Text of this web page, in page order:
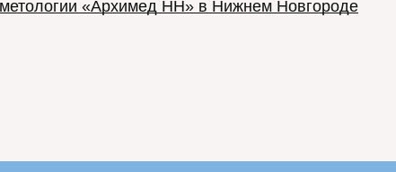
«Архимед НН» в Нижнем Новгороде